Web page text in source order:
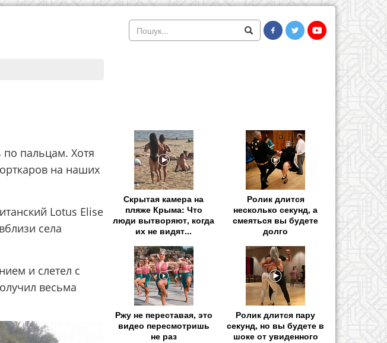
пальцам. Хотя
на наших
Lotus Elise
села
и слетел с
весьма
Скрытая камера на
пляже Крыма: Что
люди вытворяют, когда
их не видят...
Ролик длится
несколько секунд, а
смеяться вы будете
долго
Ржу не переставая, это
видео пересмотришь
не раз
Ролик длится пару
секунд, но вы будете в
шоке от увиденного